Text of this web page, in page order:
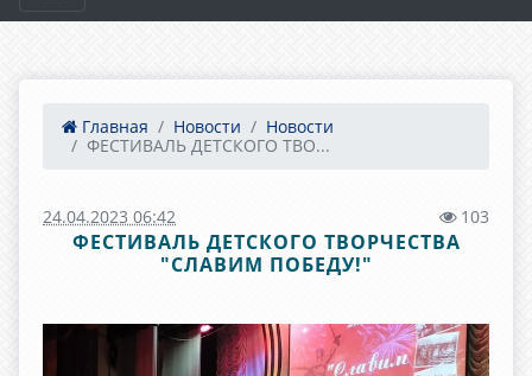
Главная Новости
Новости
ФЕСТИВАЛЬ ДЕТСКОГО ТВО...
24.04.2023 06:42 103
ФЕСТИВАЛЬ ДЕТСКОГО ТВОРЧЕСТВА
"СЛАВИМ ПОБЕДУ!"